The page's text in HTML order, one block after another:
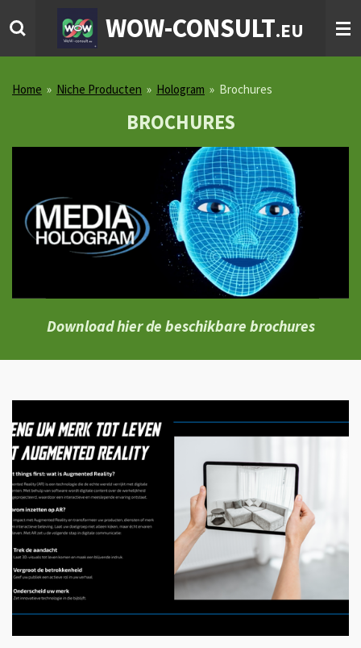
direct
hoofdinhoud
WOW-CONSULT.EU
Home » Niche Producten » Hologram » Brochures
BROCHURES
Download hier de beschikbare brochures